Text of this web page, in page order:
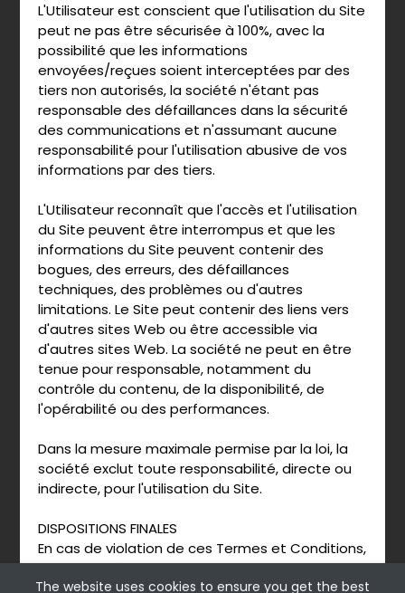
L'Utilisateur est conscient que l'utilisation du Site
peut ne pas être sécurisée à 100%, avec la
possibilité que les informations
envoyées/reçues soient interceptées par des
tiers non autorisés, la société n'étant pas
responsable des défaillances dans la sécurité
des communications et n'assumant aucune
responsabilité pour l'utilisation abusive de vos
informations par des tiers.
L'Utilisateur reconnaît que l'accès et l'utilisation
du Site peuvent être interrompus et que les
informations du Site peuvent contenir des
bogues, des erreurs, des défaillances
techniques, des problèmes ou d'autres
limitations. Le Site peut contenir des liens vers
d'autres sites Web ou être accessible via
d'autres sites Web. La société ne peut en être
tenue pour responsable, notamment du
contrôle du contenu, de la disponibilité, de
l'opérabilité ou des performances.
Dans la mesure maximale permise par la loi, la
société exclut toute responsabilité, directe ou
indirecte, pour l'utilisation du Site.
DISPOSITIONS FINALES
En cas de violation de ces Termes et Conditions,
nous nous réservons le droit de
The website uses cookies to ensure you get the best